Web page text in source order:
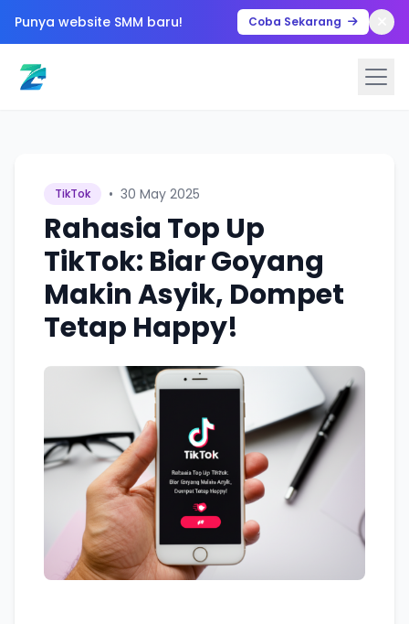
Punya website SMM baru! Coba Sekarang
TikTok • 30 May 2025
Rahasia Top Up
TikTok: Biar Goyang
Makin Asyik, Dompet
Tetap Happy!